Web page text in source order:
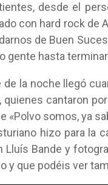
desde el
con hard rock de
de Buen
gente hasta
de la noche llegó
quienes cantaron
«Polvo somos, ya
hizo para la
Lluís Bande y
y que podéis ver